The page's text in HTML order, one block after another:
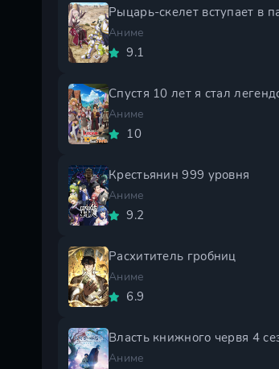
Аниме
9.1
Спустя 10 лет я стал
Аниме
10
Крестьянин 999 уровня
Аниме
9.2
Расхититель гробниц
Аниме
6.9
Власть книжного червя 4
Аниме